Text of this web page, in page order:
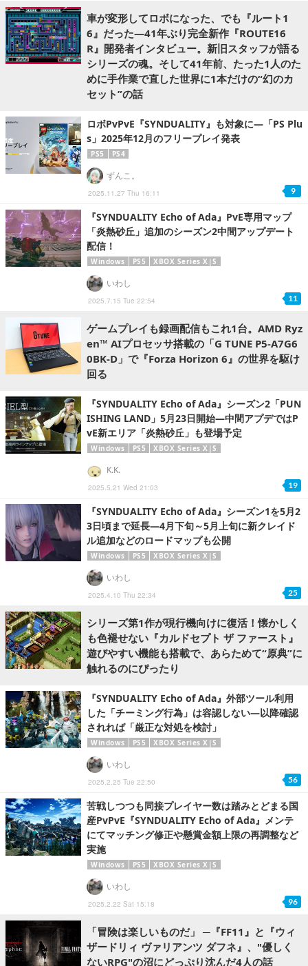
車が変形してロボになった、でも『ルート1
6』だった―41年ぶり完全新作『ROUTE16
R』開発者インタビュー。新旧スタッフが語る
シリーズの魂。そして41年前、たった1人のた
めに手作業で直した世界に1本だけの“幻のカ
セット”の話
ロボPvPvE『SYNDUALITY』も対象に―「PS Plu
s」2025年12月のフリープレイ発表
PS5 PS4
2025.11.27 Thu 16:11
ずんこ。
9
『SYNDUALITY Echo of Ada』PvE専用マップ
「炎熱砂丘」追加のシーズン2中間アップデート
配信！
Windows PS5 XBOX Series X|S
2025.7.15 Tue 22:54
いわし
11
ゲームプレイも録画配信もこれ1台。AMD Ryz
en™ AIプロセッサ搭載の「G TUNE P5-A7G6
0BK-D」で『Forza Horizon 6』の世界を駆け
回る
『SYNDUALITY Echo of Ada』シーズン2「PUN
ISHING LAND」5月23日開始―中間アプデではP
vE新エリア「炎熱砂丘」も登場予定
Windows PS5 XBOX Series X|S
2025.5.21 Wed 21:03
K.K.
19
『SYNDUALITY Echo of Ada』シーズン1を5月2
3日頃まで延長―4月下旬～5月上旬に新クレイド
ル追加などのロードマップも公開
Windows PS5 XBOX Series X|S
2025.4.10 Thu 22:34
いわし
25
シリーズ第1作が現行機向けに復活！懐かしく
も色褪せない『カルドセプト ザ ファースト』
遊びやすい機能も搭載で、あらためて“原典”に
触れるのにぴったり
『SYNDUALITY Echo of Ada』外部ツール利用
した「チーミング行為」は容認しない―以降確認
されれば「厳正な対処を検討」
Windows PS5 XBOX Series X|S
2025.2.25 Tue 22:50
いわし
56
苦戦しつつも同接プレイヤー数は踏みとどまる国
産PvPvE『SYNDUALITY Echo of Ada』メンテ
にてマッチング修正や懸賞金額上限の再調整など
実施
Windows PS5 XBOX Series X|S
2025.2.22 Sat 15:18
いわし
96
「冒険は楽しいものだ」 ─『FF11』と『ウィ
ザードリィ ヴァリアンツ ダフネ』、"優しく
ないRPG"の沼にどっぷり沈んだ4人の話